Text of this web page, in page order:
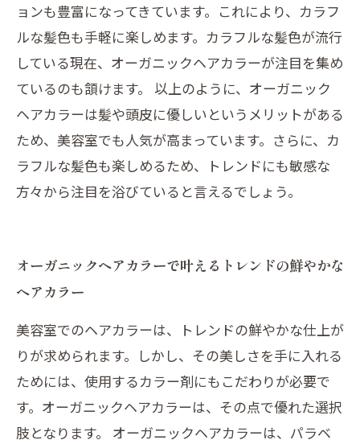
ョンも豊富になってきています。これにより、カラフ
ルな髪色も手軽に楽しめます。カラフルな髪色が流行
している現在、オーガニックヘアカラーが注目を集め
ているのも頷けます。 以上のように、オーガニック
ヘアカラーは髪や頭皮に優しいというメリットがある
ため、美容室でも人気が高まっています。さらに、カ
ラフルな髪色も楽しめるため、トレンドにも敏感な
方々から注目を浴びていると言えるでしょう。
オーガニックヘアカラーで叶えるトレンドの鮮やかな
ヘアカラー
美容室でのヘアカラーは、トレンドの鮮やかな仕上が
りが求められます。しかし、その美しさを手に入れる
ためには、使用するカラー剤にもこだわりが必要で
す。オーガニックヘアカラーは、その点で優れた選択
肢となります。 オーガニックヘアカラーは、パラベ